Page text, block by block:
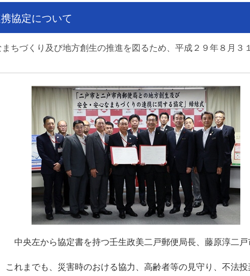
協定について
ちづくり及び地方創生の推進を図るため、平成２９年８月３
中央左から協定書を持つ壬生政美二戸郵便局長、藤原淳二戸
れまでも、災害時のおける協力、高齢者等の見守り、不法